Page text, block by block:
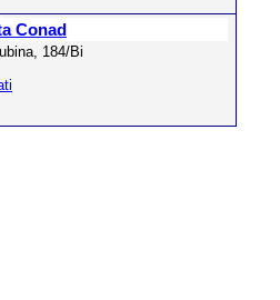
Conad
184/Bi